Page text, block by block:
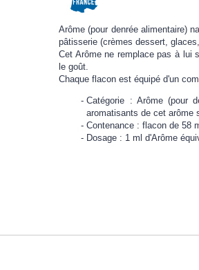
Arôme (pour denrée alimentaire)
pâtisserie (crèmes dessert,
Cet Arôme ne remplace pas à lui
le goût.
Chaque flacon est équipé d'un
Catégorie : Arôme (pour
aromatisants de cet arôme
Contenance : flacon de 58
Dosage : 1 ml d'Arôme